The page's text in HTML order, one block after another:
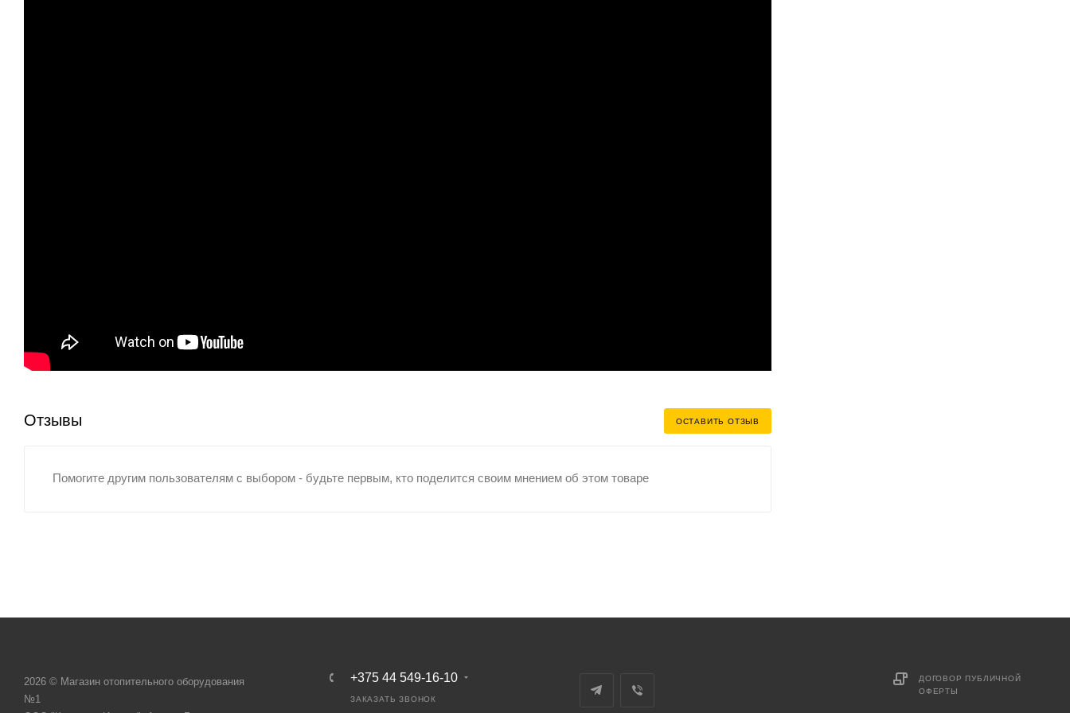
Отзывы ОСТАВИТЬ ОТЗЫВ
Помогите другим пользователям с выбором - будьте первым, кто поделится своим мнением об этом товаре
2026 © Магазин отопительного оборудования
№1
+375 44 549-16-10
ЗАКАЗАТЬ ЗВОНОК
ДОГОВОР ПУБЛИЧНОЙ
ОФЕРТЫ